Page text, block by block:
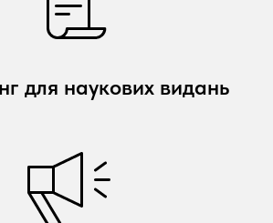
для наукових видань